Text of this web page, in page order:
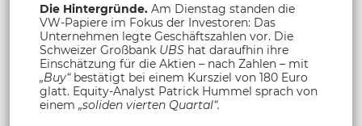
Die Hintergründe. Am Dienstag standen die
VW-Papiere im Fokus der Investoren: Das
Unternehmen legte Geschäftszahlen vor. Die
Schweizer Großbank UBS hat daraufhin ihre
Einschätzung für die Aktien – nach Zahlen – mit
„Buy“bestätigt bei einem Kursziel von 180 Euro
glatt. Equity-Analyst Patrick Hummel sprach von
einem „soliden vierten Quartal“.